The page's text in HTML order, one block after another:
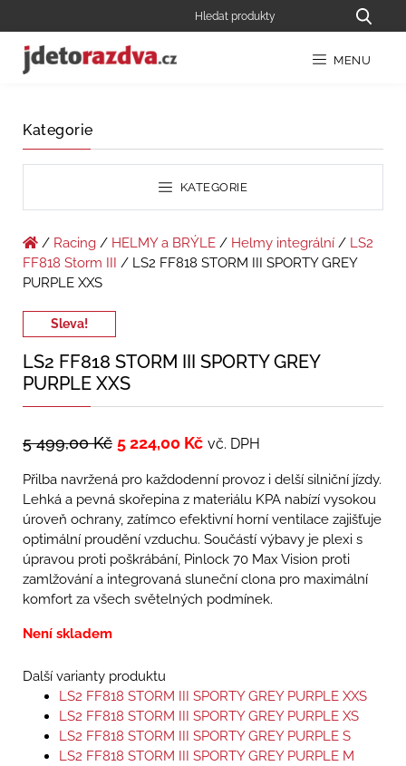
MENU
Kategorie
KATEGORIE
/ Racing / HELMY a BRÝLE / Helmy integrální / LS2
FF818 Storm III
/ LS2 FF818 STORM III SPORTY GREY
PURPLE XXS
Sleva!
LS2 FF818 STORM III SPORTY GREY
PURPLE XXS
5 499,00Kč 5 224,00 Kč vč. DPH
Přilba navržená pro každodenní provoz i delší silniční jízdy.
Lehká a pevná skořepina z materiálu KPA nabízí vysokou
úroveň ochrany, zatímco efektivní horní ventilace zajišťuje
optimální proudění vzduchu. Součástí výbavy je plexi s
úpravou proti poškrábání, Pinlock 70 Max Vision proti
zamlžování a integrovaná sluneční clona pro maximální
komfort za všech světelných podmínek.
Není skladem
Další varianty produktu
LS2 FF818 STORM III SPORTY GREY PURPLE XXS
LS2 FF818 STORM III SPORTY GREY PURPLE XS
LS2 FF818 STORM III SPORTY GREY PURPLE S
LS2 FF818 STORM III SPORTY GREY PURPLE M